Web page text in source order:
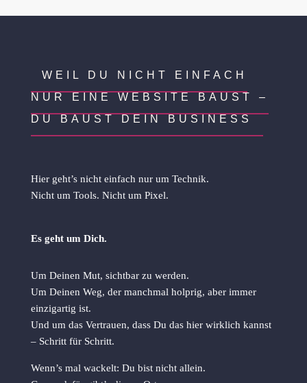
WEIL DU NICHT EINFACH
NUR EINE WEBSITE BAUST –
DU BAUST DEIN BUSINESS
Hier geht’s nicht einfach nur um Technik.
Nicht um Tools. Nicht um Pixel.
Es geht um Dich.
Um Deinen Mut, sichtbar zu werden.
Um Deinen Weg, der manchmal holprig, aber immer
einzigartig ist.
Und um das Vertrauen, dass Du das hier wirklich kannst
– Schritt für Schritt.
Wenn’s mal wackelt: Du bist nicht allein.